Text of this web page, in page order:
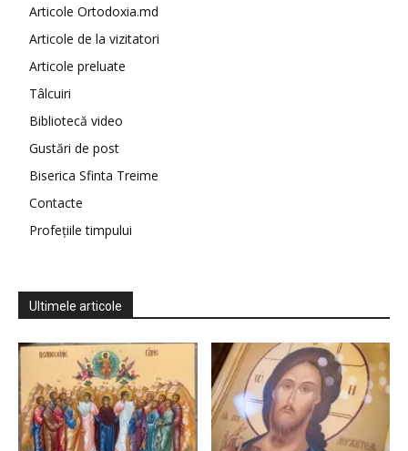
Articole Ortodoxia.md
Articole de la vizitatori
Articole preluate
Tâlcuiri
Bibliotecă video
Gustări de post
Biserica Sfinta Treime
Contacte
Profețiile timpului
Ultimele articole